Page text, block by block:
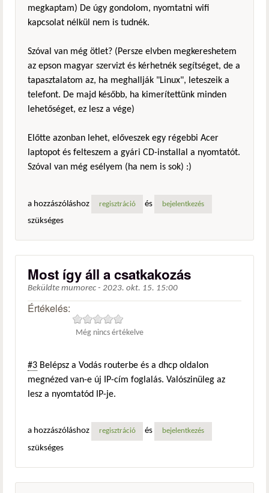
megkaptam) De úgy gondolom, nyomtatni wifi
kapcsolat nélkül nem is tudnék.
Szóval van még ötlet? (Persze elvben megkereshetem
az epson magyar szervizt és kérhetnék segítséget, de a
tapasztalatom az, ha meghallják "Linux", leteszeik a
telefont. De majd később, ha kimerítettünk minden
lehetőséget, ez lesz a vége)
Előtte azonban lehet, előveszek egy régebbi Acer
laptopot és felteszem a gyári CD-installal a nyomtatót.
Szóval van még esélyem (ha nem is sok) :)
a hozzászóláshoz regisztráció és bejelentkezés
szükséges
Most így áll a csatkakozás
Beküldte mumorec - 2023. okt. 15. 15:00
Értékelés:
Még nincs értékelve
#3 Belépsz a Vodás routerbe és a dhcp oldalon
megnézed van-e új IP-cím foglalás. Valószinüleg az
lesz a nyomtatód IP-je.
a hozzászóláshoz regisztráció és bejelentkezés
szükséges